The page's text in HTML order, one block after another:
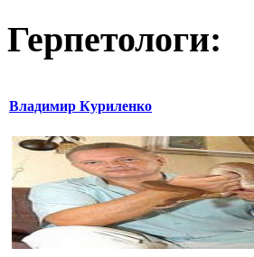
Герпетологи:
Владимир Куриленко